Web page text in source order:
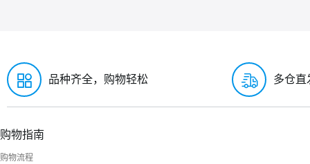
品种齐全，购物轻松 多仓直
购物指南
购物流程